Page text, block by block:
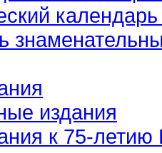
издания
к 75-